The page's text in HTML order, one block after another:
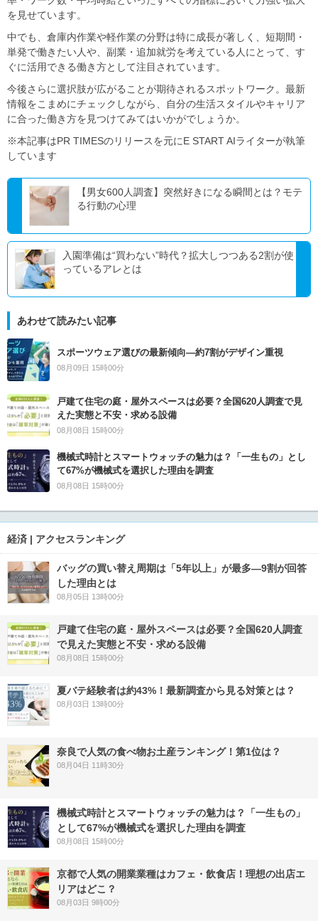
を見せています。
中でも、倉庫内作業や軽作業の分野は特に成長が著しく、短期間・
単発で働きたい人や、副業・追加就労を考えている人にとって、す
ぐに活用できる働き方として注目されています。
今後さらに選択肢が広がることが期待されるスポットワーク。最新
情報をこまめにチェックしながら、自分の生活スタイルやキャリア
に合った働き方を見つけてみてはいかがでしょうか。
※本記事はPR TIMESのリリースを元にE START AIライターが執筆
しています
【男女600人調査】突然好きになる瞬間とは？モテ
る行動の心理
入園準備は“買わない”時代？拡大しつつある2割が使
っているアレとは
あわせて読みたい記事
スポーツウェア選びの最新傾向―約7割がデザイン重視
08月09日 15時00分
戸建て住宅の庭・屋外スペースは必要？全国620人調査で見
えた実態と不安・求める設備
08月08日 15時00分
機械式時計とスマートウォッチの魅力は？「一生もの」とし
て67%が機械式を選択した理由を調査
08月08日 15時00分
経済 | アクセスランキング
バッグの買い替え周期は「5年以上」が最多―9割が回答
した理由とは
08月05日 13時00分
戸建て住宅の庭・屋外スペースは必要？全国620人調査
で見えた実態と不安・求める設備
08月08日 15時00分
夏バテ経験者は約43%！最新調査から見る対策とは？
08月03日 13時00分
奈良で人気の食べ物お土産ランキング！第1位は？
08月04日 11時30分
機械式時計とスマートウォッチの魅力は？「一生もの」
として67%が機械式を選択した理由を調査
08月08日 15時00分
京都で人気の開業業種はカフェ・飲食店！理想の出店エ
リアはどこ？
08月03日 9時00分